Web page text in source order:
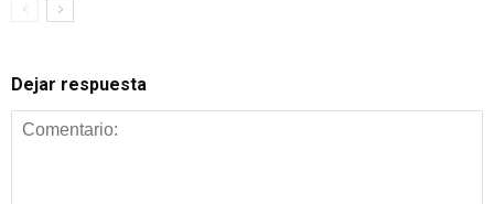
Dejar respuesta